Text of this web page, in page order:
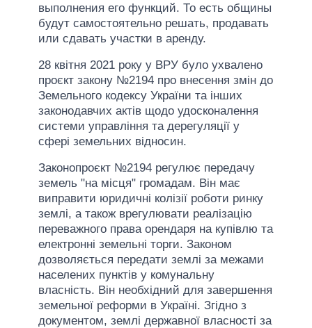
выполнения его функций. То есть общины
будут самостоятельно решать, продавать
или сдавать участки в аренду.
28 квітня 2021 року у ВРУ було ухвалено
проєкт закону №2194 про внесення змін до
Земельного кодексу України та інших
законодавчих актів щодо удосконалення
системи управління та дерегуляції у
сфері земельних відносин.
Законопроєкт №2194 регулює передачу
земель "на місця" громадам. Він має
виправити юридичні колізії роботи ринку
землі, а також врегулювати реалізацію
переважного права орендаря на купівлю та
електронні земельні торги. Законом
дозволяється передати землі за межами
населених пунктів у комунальну
власність. Він необхідний для завершення
земельної реформи в Україні. Згідно з
документом, землі державної власності за